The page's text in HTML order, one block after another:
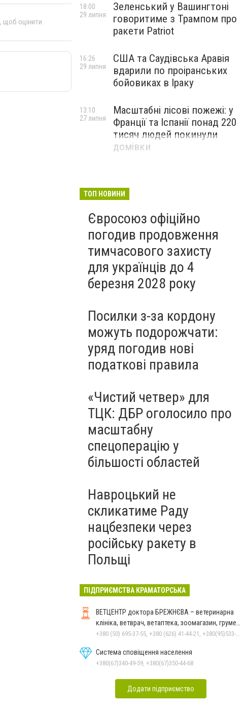
, щоб оцінити
Зеленський у Вашингтоні
говоритиме з Трампом про
ракети Patriot
18:00
29 липня
США та Саудівська Аравія
вдарили по проіранських
бойовиках в Іраку
16:26
29 липня
Масштабні лісові пожежі: у
Франції та Іспанії понад 220
тисяч людей покинули
домівки
13:10
27 липня
ТОП НОВИНИ
Євросоюз офіційно
погодив продовження
тимчасового захисту
для українців до 4
березня 2028 року
Посилки з-за кордону
можуть подорожчати:
уряд погодив нові
податкові правила
«Чистий четвер» для
ТЦК: ДБР оголосило про
масштабну
спецоперацію у
більшості областей
Навроцький не
скликатиме Раду
нацбезпеки через
російську ракету в
Польщі
ПІДПРИЄМСТВА КРАМАТОРСЬКА
ВЕТЦЕНТР доктора БРЕЖНЄВА – ветеринарна
клініка, ветврач, ветаптека, зоомагазин, грумер,
стрижки.
+380 (50) 695-37-55, +380 (626) 41-44-21, +380(95)533-90-03
Система сповіщення населення
+380(67)340-49-59, +380(67)350-44-68
Додати підприємство